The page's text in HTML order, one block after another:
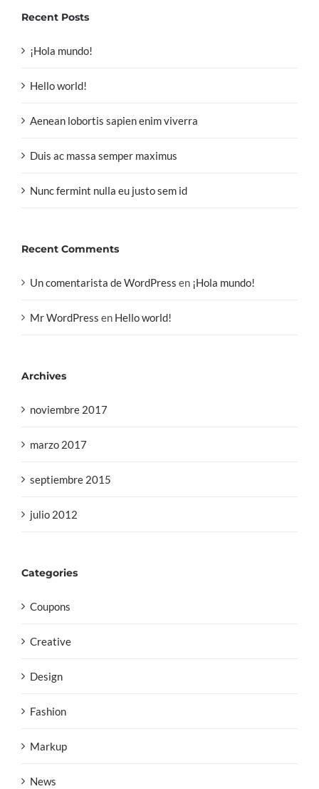
Recent Posts
¡Hola mundo!
Hello world!
Aenean lobortis sapien enim viverra
Duis ac massa semper maximus
Nunc fermint nulla eu justo sem id
Recent Comments
Un comentarista de WordPress en ¡Hola mundo!
Mr WordPress en Hello world!
Archives
noviembre 2017
marzo 2017
septiembre 2015
julio 2012
Categories
Coupons
Creative
Design
Fashion
Markup
News